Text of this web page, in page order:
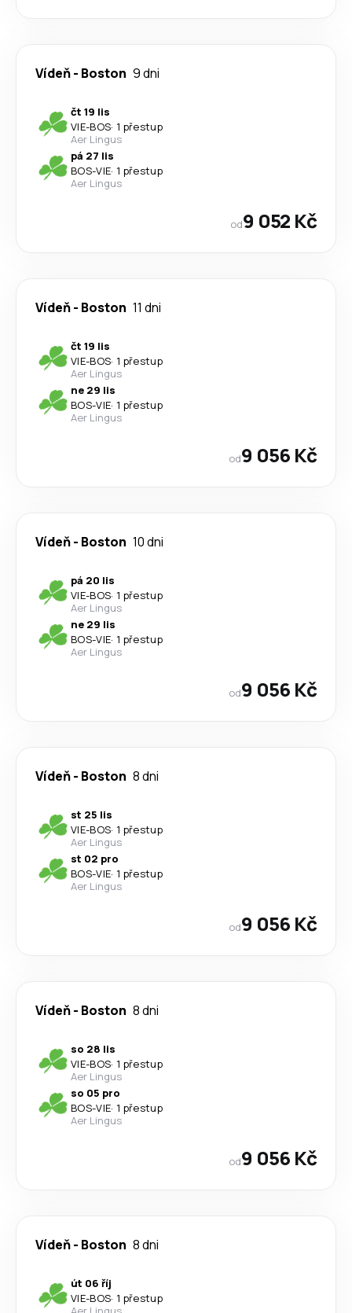
Vídeň- Boston 9 dni
čt 19 lis
VIE-BOS· 1 přestup
Aer Lingus
pá 27 lis
BOS-VIE· 1 přestup
Aer Lingus
od9 052 Kč
Vídeň- Boston 11 dni
čt 19 lis
VIE-BOS· 1 přestup
Aer Lingus
ne 29 lis
BOS-VIE· 1 přestup
Aer Lingus
od9 056 Kč
Vídeň- Boston 10 dni
pá 20 lis
VIE-BOS· 1 přestup
Aer Lingus
ne 29 lis
BOS-VIE· 1 přestup
Aer Lingus
od9 056 Kč
Vídeň- Boston 8 dni
st 25 lis
VIE-BOS· 1 přestup
Aer Lingus
st 02 pro
BOS-VIE· 1 přestup
Aer Lingus
od9 056 Kč
Vídeň- Boston 8 dni
so 28 lis
VIE-BOS· 1 přestup
Aer Lingus
so 05 pro
BOS-VIE· 1 přestup
Aer Lingus
od9 056 Kč
Vídeň- Boston 8 dni
út 06 říj
VIE-BOS· 1 přestup